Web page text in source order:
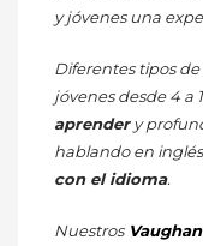
y jóvenes una
Diferentes tipos
jóvenes desde 4 a
aprendery
hablando en
con el idioma.
Nuestros